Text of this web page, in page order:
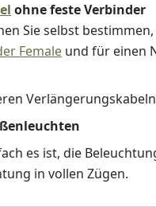
ohne feste Verbinder
Sie selbst
Female und für einen
es ist, die
in vollen Zügen.